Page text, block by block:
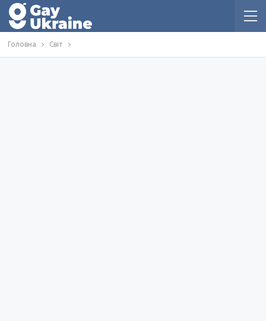
Головна Світ